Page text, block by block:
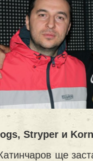
Stryper и Korn
ще